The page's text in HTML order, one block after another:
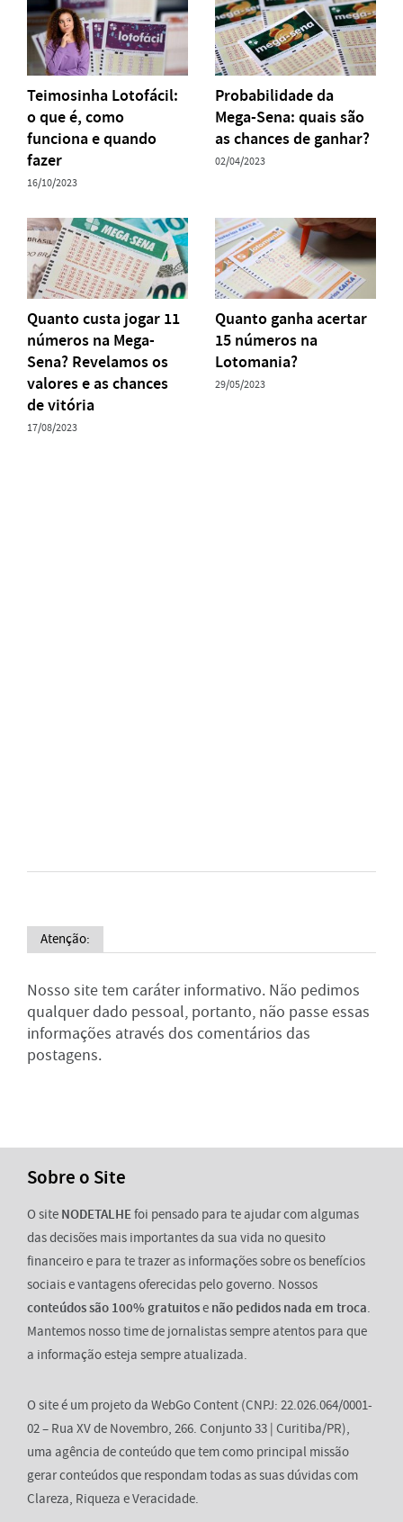
Teimosinha Lotofácil:
o que é, como
funciona e quando
fazer
16/10/2023
Probabilidade da
Mega-Sena: quais são
as chances de ganhar?
02/04/2023
Quanto custa jogar 11
números na Mega-
Sena? Revelamos os
valores e as chances
de vitória
17/08/2023
Quanto ganha acertar
15 números na
Lotomania?
29/05/2023
Atenção:
Nosso site tem caráter informativo. Não pedimos
qualquer dado pessoal, portanto, não passe essas
informações através dos comentários das
postagens.
Sobre o Site
O site NODETALHEfoi pensado para te ajudar com algumas
das decisões mais importantes da sua vida no quesito
financeiro e para te trazer as informações sobre os benefícios
sociais e vantagens oferecidas pelo governo. Nossos
conteúdos são 100% gratuitose não pedidos nada em troca.
Mantemos nosso time de jornalistas sempre atentos para que
a informação esteja sempre atualizada.
O site é um projeto da WebGo Content (CNPJ: 22.026.064/0001-
02 – Rua XV de Novembro, 266. Conjunto 33 | Curitiba/PR),
uma agência de conteúdo que tem como principal missão
gerar conteúdos que respondam todas as suas dúvidas com
Clareza, Riqueza e Veracidade.